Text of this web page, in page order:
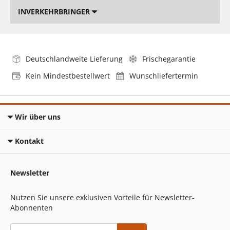
INVERKEHRBRINGER
Deutschlandweite Lieferung
Frischegarantie
Kein Mindestbestellwert
Wunschliefertermin
Wir über uns
Kontakt
Newsletter
Nutzen Sie unsere exklusiven Vorteile für Newsletter-
Abonnenten